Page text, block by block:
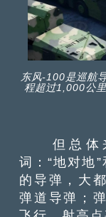
东风-100是巡航
程超过1,000公
但总体来
词：“地对地
的导弹，大
弹道导弹；